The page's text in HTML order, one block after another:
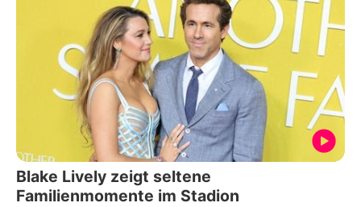
Blake Lively zeigt seltene
Familienmomente im Stadion